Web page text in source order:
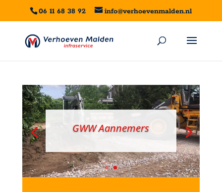
06 11 68 38 92 info@verhoevenmalden.nl
GWW Aannemers